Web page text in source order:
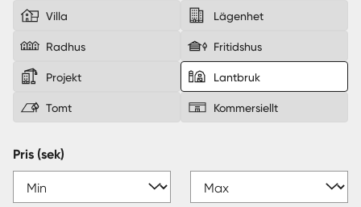
Villa Lägenhet
Radhus Fritidshus
Projekt Lantbruk
Tomt Kommersiellt
Pris (sek)